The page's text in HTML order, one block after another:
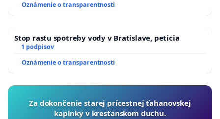
Oznámenie o transparentnosti
Stop rastu spotreby vody v Bratislave, peticia
1 podpisov
Oznámenie o transparentnosti
Za dokončenie starej prícestnej ťahanovskej
kaplnky v kresťanskom duchu.